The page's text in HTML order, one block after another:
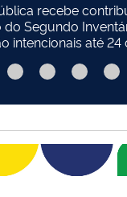
recebe
do Segundo
intencionais até